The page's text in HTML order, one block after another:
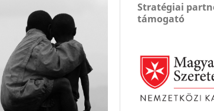
Stratégiai
támogató